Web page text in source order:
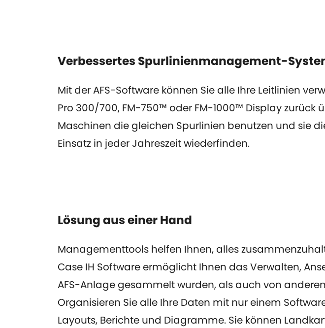
Verbessertes Spurlinienmanagement-
Mit der AFS-Software können Sie alle Ihre Leitlinien
Pro 300/700, FM-750™ oder FM-1000™ Display
Maschinen die gleichen Spurlinien benutzen und sie
Einsatz in jeder Jahreszeit wiederfinden.
Lösung aus einer Hand
Managementtools helfen Ihnen, alles
Case IH Software ermöglicht Ihnen das Verwalten,
AFS-Anlage gesammelt wurden, als auch von
Organisieren Sie alle Ihre Daten mit nur einem
Layouts, Berichte und Diagramme. Sie können